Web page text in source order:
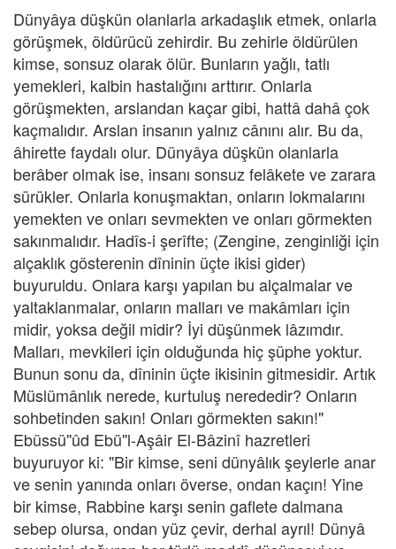
Dünyâya düşkün olanlarla arkadaşlık etmek, onlarla
görüşmek, öldürücü zehirdir. Bu zehirle öldürülen
kimse, sonsuz olarak ölür. Bunların yağlı, tatlı
yemekleri, kalbin hastalığını arttırır. Onlarla
görüşmekten, arslandan kaçar gibi, hattâ dahâ çok
kaçmalıdır. Arslan insanın yalnız cânını alır. Bu da,
âhirette faydalı olur. Dünyâya düşkün olanlarla
berâber olmak ise, insanı sonsuz felâkete ve zarara
sürükler. Onlarla konuşmaktan, onların lokmalarını
yemekten ve onları sevmekten ve onları görmekten
sakınmalıdır. Hadîs-i şerîfte; (Zengine, zenginliği için
alçaklık gösterenin dîninin üçte ikisi gider)
buyuruldu. Onlara karşı yapılan bu alçalmalar ve
yaltaklanmalar, onların malları ve makâmları için
midir, yoksa değil midir? İyi düşünmek lâzımdır.
Malları, mevkileri için olduğunda hiç şüphe yoktur.
Bunun sonu da, dîninin üçte ikisinin gitmesidir. Artık
Müslümânlık nerede, kurtuluş nerededir? Onların
sohbetinden sakın! Onları görmekten sakın!"
Ebüssü''ûd Ebü''l-Aşâir El-Bâzinî hazretleri
buyuruyor ki: "Bir kimse, seni dünyâlık şeylerle anar
ve senin yanında onları överse, ondan kaçın! Yine
bir kimse, Rabbine karşı senin gaflete dalmana
sebep olursa, ondan yüz çevir, derhal ayrıl! Dünyâ